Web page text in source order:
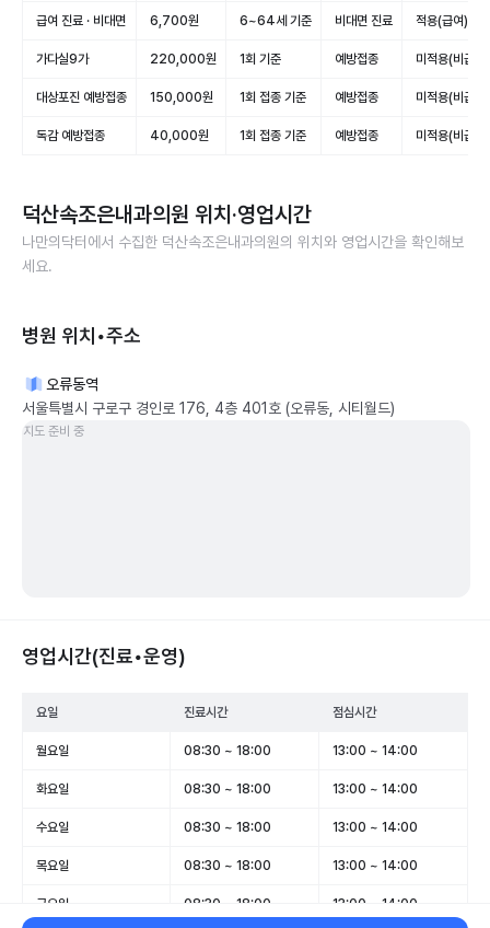
급여 진료 · 비대면 6,700원 6~64세 기준 비대면 진료 적용(급여)
가다실9가 220,000원 1회 기준 예방접종 미적용(비급여)
대상포진 예방접종 150,000원 1회 접종 기준 예방접종 미적용(비급여)
독감 예방접종 40,000원 1회 접종 기준 예방접종 미적용(비급여)
덕산속조은내과의원 위치·영업시간
나만의닥터에서 수집한 덕산속조은내과의원의 위치와 영업시간을 확인해보
세요.
병원 위치•주소
오류동역
서울특별시 구로구 경인로 176, 4층 401호 (오류동, 시티월드)
지도 준비 중
영업시간(진료•운영)
요일 진료시간 점심시간
월요일 08:30 ~ 18:00 13:00 ~ 14:00
화요일 08:30 ~ 18:00 13:00 ~ 14:00
수요일 08:30 ~ 18:00 13:00 ~ 14:00
목요일 08:30 ~ 18:00 13:00 ~ 14:00
금요일 08:30 ~ 18:00 13:00 ~ 14:00